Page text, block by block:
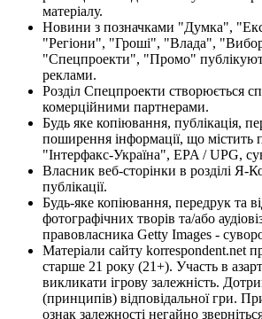
матеріалу.
Новини з позначками "Думка",
"Регіони", "Гроші", "Влада",
"Спецпроекти", "Промо"
реклами.
Розділ Спецпроекти створюється
комерційними партнерами.
Будь яке копіювання, публікація,
поширення інформації, що містить
"Інтерфакс-Україна", EPA / UPG,
Власник веб-сторінки в розділі Я-
публікації.
Будь-яке копіювання, передрук та
фотографічних творів та/або
правовласника Getty Images -
Матеріали сайту korrespondent.net
старше 21 року (21+). Участь в
викликати ігрову залежність.
(принципів) відповідальної гри.
ознак залежності негайно